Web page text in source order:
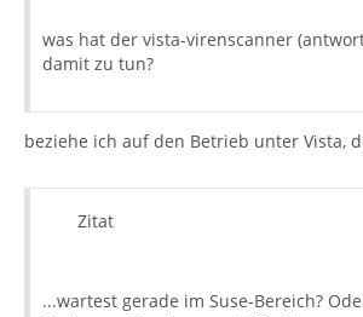
was hat der vista-virenscanner
damit zu tun?
beziehe ich auf den Betrieb unter Vista,
Zitat
...wartest gerade im Suse-Bereich?